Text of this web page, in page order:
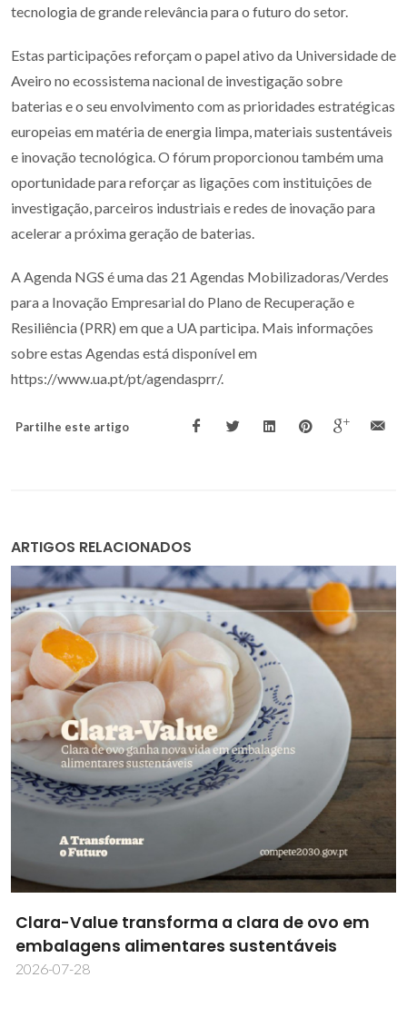
tecnologia de grande relevância para o futuro do setor.
Estas participações reforçam o papel ativo da Universidade de
Aveiro no ecossistema nacional de investigação sobre
baterias e o seu envolvimento com as prioridades estratégicas
europeias em matéria de energia limpa, materiais sustentáveis
e inovação tecnológica. O fórum proporcionou também uma
oportunidade para reforçar as ligações com instituições de
investigação, parceiros industriais e redes de inovação para
acelerar a próxima geração de baterias.
A Agenda NGS é uma das 21 Agendas Mobilizadoras/Verdes
para a Inovação Empresarial do Plano de Recuperação e
Resiliência (PRR) em que a UA participa. Mais informações
sobre estas Agendas está disponível em
https://www.ua.pt/pt/agendasprr/.
Partilhe este artigo
ARTIGOS RELACIONADOS
Clara-Value transforma a clara de ovo em
embalagens alimentares sustentáveis
2026-07-28